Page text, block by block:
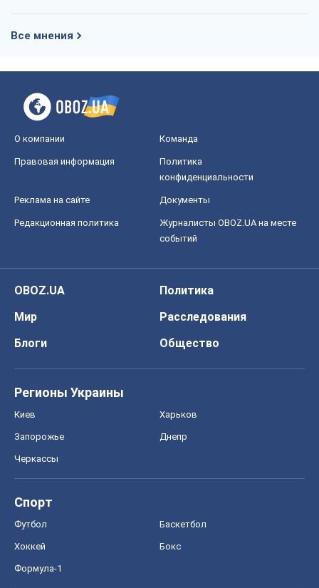
Все мнения
О компании Команда
Правовая информация
Политика
конфиденциальности
Реклама на сайте Документы
Редакционная политика
Журналисты OBOZ.UA на месте
событий
OBOZ.UA
Политика
Мир
Расследования
Блоги
Общество
Регионы Украины
Киев Харьков
Запорожье Днепр
Черкассы
Спорт
Футбол Баскетбол
Хоккей Бокс
Формула-1